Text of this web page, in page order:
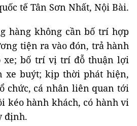
tế Tân Sơn Nhất, Nội Bài.
hàng không cần bố trí hợp
tiện ra vào đón, trả hành
xe; bố trí vị trí đỗ thuận lợi
xe buýt; kịp thời phát hiện,
chức, cá nhân liên quan tới
kéo hành khách, có hành vi
định.